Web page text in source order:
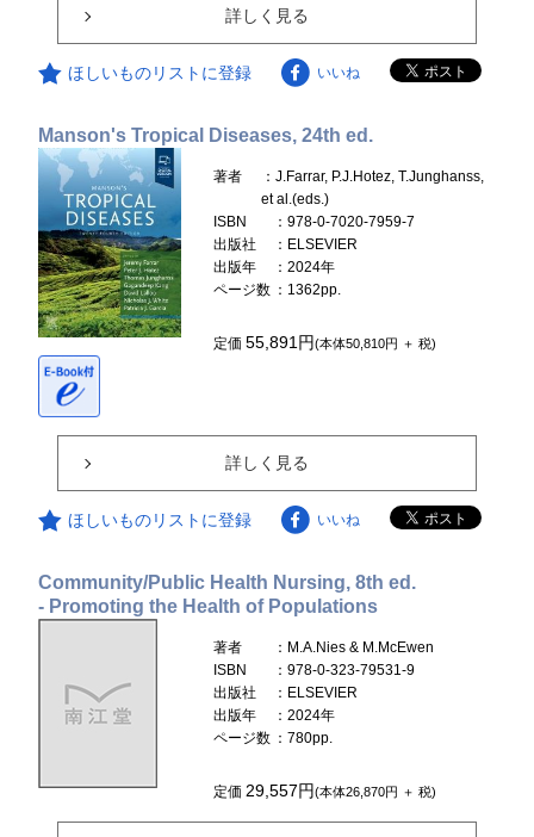
詳しく見る
ほしいものリストに登録 いいね
Manson's Tropical Diseases, 24th ed.
著者
：J.Farrar, P.J.Hotez, T.Junghanss,
et al.(eds.)
ISBN
：978-0-7020-7959-7
出版社
：ELSEVIER
出版年
：2024年
ページ数 ：1362pp.
定価55,891円(本体50,810円 ＋ 税)
詳しく見る
ほしいものリストに登録 いいね
Community/Public Health Nursing, 8th ed.
- Promoting the Health of Populations
著者
：M.A.Nies & M.McEwen
ISBN
：978-0-323-79531-9
出版社
：ELSEVIER
出版年
：2024年
ページ数 ：780pp.
定価 29,557円(本体26,870円 ＋ 税)